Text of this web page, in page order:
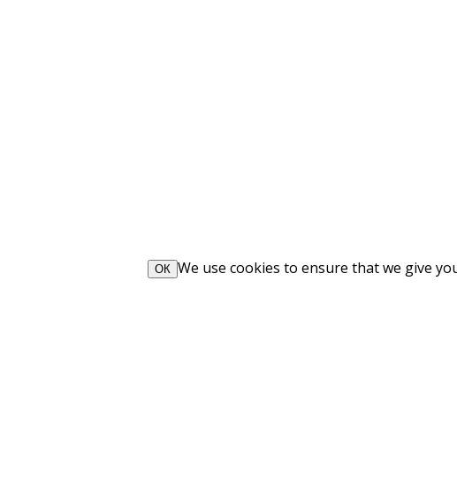
We use cookies to ensure that we give
ОК